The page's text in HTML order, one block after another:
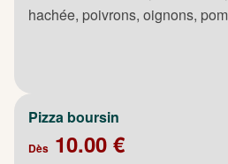
hachée, poivrons, oignons,
Pizza boursin
Dès 10.00 €